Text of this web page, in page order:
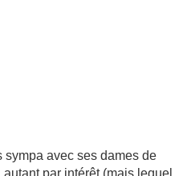
sympa avec ses dames de
par intérêt (mais lequel